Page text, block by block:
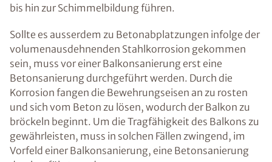
bis hin zur Schimmelbildung führen.
Sollte es ausserdem zu Betonabplatzungen infolge der
volumenausdehnenden Stahlkorrosion gekommen
sein, muss vor einer Balkonsanierung erst eine
Betonsanierung durchgeführt werden. Durch die
Korrosion fangen die Bewehrungseisen an zu rosten
und sich vom Beton zu lösen, wodurch der Balkon zu
bröckeln beginnt. Um die Tragfähigkeit des Balkons zu
gewährleisten, muss in solchen Fällen zwingend, im
Vorfeld einer Balkonsanierung, eine Betonsanierung